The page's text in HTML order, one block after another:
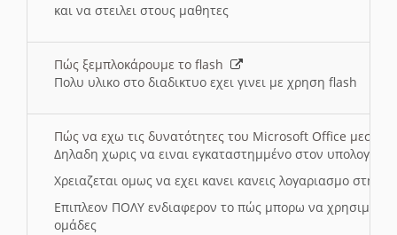
και να στειλει στους μαθητες
Πώς ξεμπλοκάρουμε το flash
Πολυ υλικο στο διαδικτυο εχει γινει με χρηση flash
Πώς να εχω τις δυνατότητες του Microsoft Office μεσω
Δηλαδη χωρις να ειναι εγκαταστημμένο στον
Χρειαζεται ομως να εχει κανει κανεις λογαριασμο στη
Επιπλεον ΠΟΛΥ ενδιαφερον το πώς μπορω να
ομάδες